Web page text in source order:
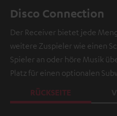
Disco Connection
Der Receiver bietet jede
weitere Zuspieler wie einen
Spieler an oder höre Musik
Platz für einen optionalen
RÜCKSEITE